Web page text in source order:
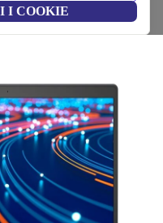
I COOKIE
| Win
Nuovo: 1.709,00 €